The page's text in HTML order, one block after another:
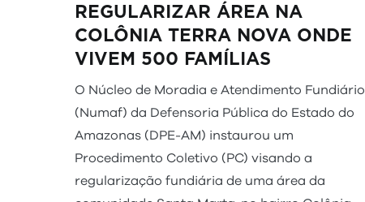
REGULARIZAR ÁREA NA
COLÔNIA TERRA NOVA ONDE
VIVEM 500 FAMÍLIAS
O Núcleo de Moradia e Atendimento Fundiário
(Numaf) da Defensoria Pública do Estado do
Amazonas (DPE-AM) instaurou um
Procedimento Coletivo (PC) visando a
regularização fundiária de uma área da